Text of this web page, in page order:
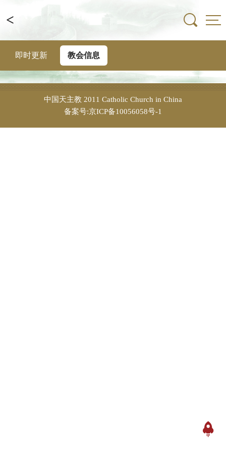
<
即时更新 教会信息
中国天主教 2011 Catholic Church in China
备案号:京ICP备10056058号-1